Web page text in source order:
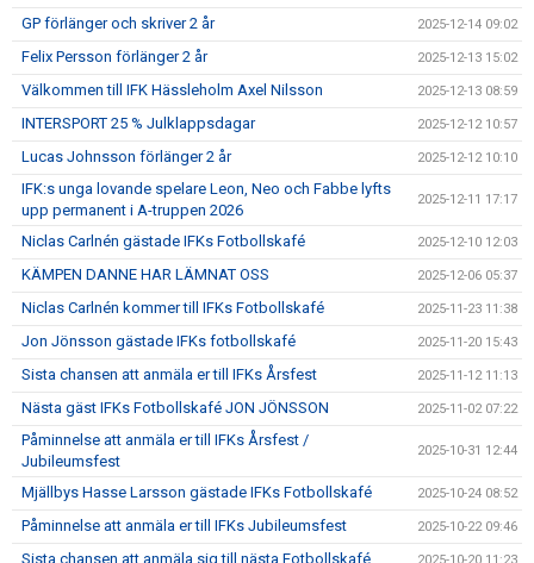
GP förlänger och skriver 2 år 2025-12-14 09:02
Felix Persson förlänger 2 år 2025-12-13 15:02
Välkommen till IFK Hässleholm Axel Nilsson 2025-12-13 08:59
INTERSPORT 25 % Julklappsdagar 2025-12-12 10:57
Lucas Johnsson förlänger 2 år 2025-12-12 10:10
IFK:s unga lovande spelare Leon, Neo och Fabbe lyfts
upp permanent i A-truppen 2026
2025-12-11 17:17
Niclas Carlnén gästade IFKs Fotbollskafé 2025-12-10 12:03
KÄMPEN DANNE HAR LÄMNAT OSS 2025-12-06 05:37
Niclas Carlnén kommer till IFKs Fotbollskafé 2025-11-23 11:38
Jon Jönsson gästade IFKs fotbollskafé 2025-11-20 15:43
Sista chansen att anmäla er till IFKs Årsfest 2025-11-12 11:13
Nästa gäst IFKs Fotbollskafé JON JÖNSSON 2025-11-02 07:22
Påminnelse att anmäla er till IFKs Årsfest /
Jubileumsfest
2025-10-31 12:44
Mjällbys Hasse Larsson gästade IFKs Fotbollskafé 2025-10-24 08:52
Påminnelse att anmäla er till IFKs Jubileumsfest 2025-10-22 09:46
Sista chansen att anmäla sig till nästa Fotbollskafé 2025-10-20 11:23